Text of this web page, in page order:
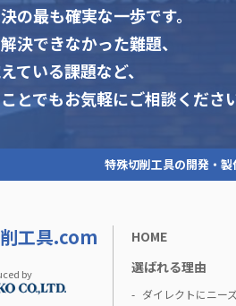
の最も確実な一歩です。
決できなかった難題、
ている課題など、
とでもお気軽にご相談くださ
特殊切削工具の開発・
工具.com
by
HOME
選ばれる理由
ダイレクトにニー